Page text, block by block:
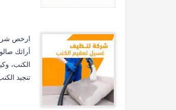
ارخص
أرائك
الكنب،
تنجيد